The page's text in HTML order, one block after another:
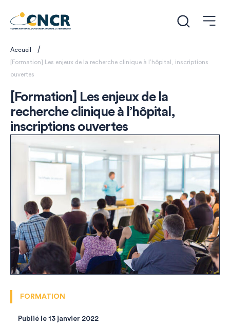
Accueil /
[Formation] Les enjeux de la recherche clinique à l’hôpital, inscriptions
ouvertes
[Formation] Les enjeux de la
recherche clinique à l’hôpital,
inscriptions ouvertes
FORMATION
Publié le 13 janvier 2022